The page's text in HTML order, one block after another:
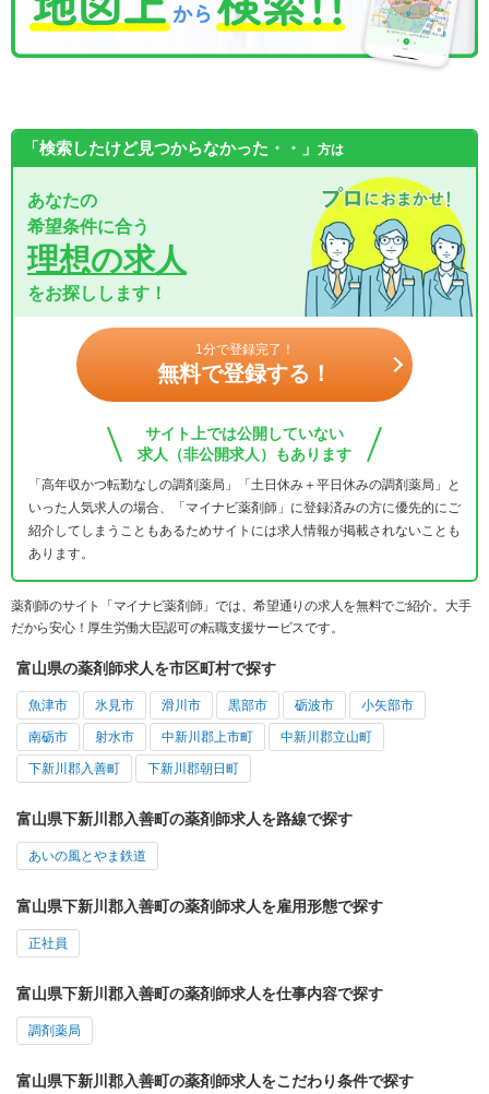
「検索したけど見つからなかった・・」 方は
あなたの
希望条件に合う
理想の求人
をお探しします！
1分で登録完了！
無料で登録する！
サイト上では公開していない
求人（非公開求人）もあります
「高年収かつ転勤なしの調剤薬局」「土日休み＋平日休みの調剤薬局」と
いった人気求人の場合、「マイナビ薬剤師」に登録済みの方に優先的にご
紹介してしまうこともあるためサイトには求人情報が掲載されないことも
あります。
薬剤師のサイト「マイナビ薬剤師」では、希望通りの求人を無料でご紹介。大手
だから安心！厚生労働大臣認可の転職支援サービスです。
富山県の薬剤師求人を市区町村で探す
魚津市 氷見市 滑川市 黒部市 砺波市 小矢部市
南砺市 射水市 中新川郡上市町 中新川郡立山町
下新川郡入善町 下新川郡朝日町
富山県下新川郡入善町の薬剤師求人を路線で探す
あいの風とやま鉄道
富山県下新川郡入善町の薬剤師求人を雇用形態で探す
正社員
富山県下新川郡入善町の薬剤師求人を仕事内容で探す
調剤薬局
富山県下新川郡入善町の薬剤師求人をこだわり条件で探す